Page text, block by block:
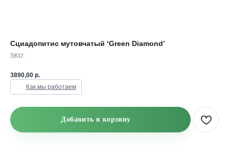
Сциадопитис мутовчатый ‘Green Diamond’
SKU:
3890,00 р.
Как мы работаем
Добавить в корзину